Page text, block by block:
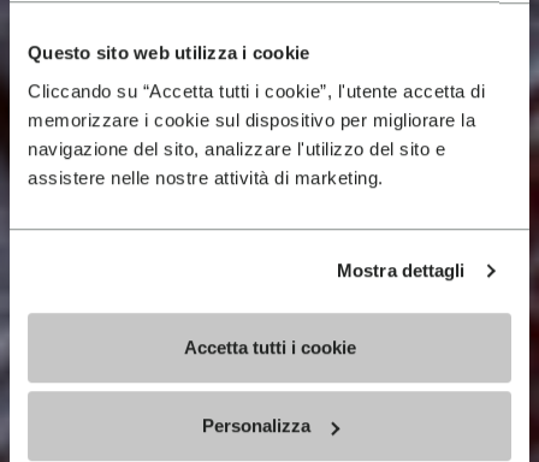
Questo sito web utilizza i cookie
Cliccando su “Accetta tutti i cookie”, l'utente accetta di
memorizzare i cookie sul dispositivo per migliorare la
navigazione del sito, analizzare l'utilizzo del sito e
assistere nelle nostre attività di marketing.
Mostra dettagli
Accetta tutti i cookie
Personalizza